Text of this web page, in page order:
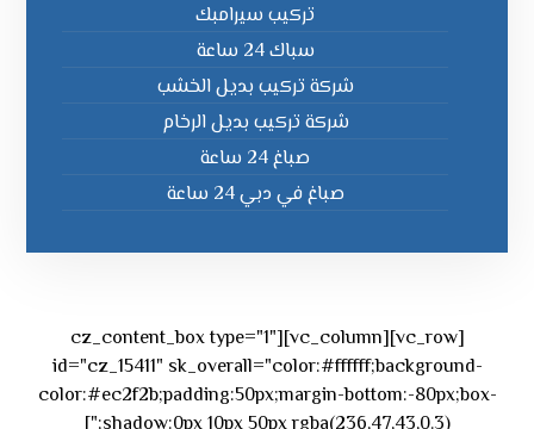
تركيب سيرامبك
سباك 24 ساعة
شركة تركيب بديل الخشب
شركة تركيب بديل الرخام
صباغ 24 ساعة
صباغ في دبي 24 ساعة
[vc_row][vc_column][cz_content_box type="1"
id="cz_15411" sk_overall="color:#ffffff;background-
color:#ec2f2b;padding:50px;margin-bottom:-80px;box-